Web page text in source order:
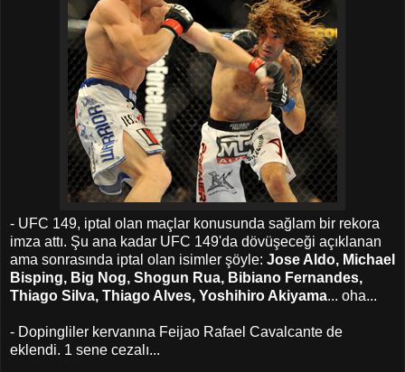
- UFC 149, iptal olan maçlar konusunda sağlam bir rekora
imza attı. Şu ana kadar UFC 149'da dövüşeceği açıklanan
ama sonrasında iptal olan isimler şöyle: Jose Aldo, Michael
Bisping, Big Nog, Shogun Rua, Bibiano Fernandes,
Thiago Silva, Thiago Alves, Yoshihiro Akiyama... oha...
- Dopingliler kervanına Feijao Rafael Cavalcante de
eklendi. 1 sene cezalı...